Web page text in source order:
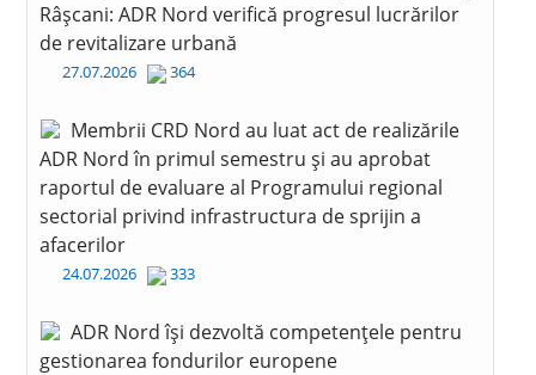
Râșcani: ADR Nord verifică progresul lucrărilor
de revitalizare urbană
27.07.2026 364
Membrii CRD Nord au luat act de realizările
ADR Nord în primul semestru și au aprobat
raportul de evaluare al Programului regional
sectorial privind infrastructura de sprijin a
afacerilor
24.07.2026 333
ADR Nord își dezvoltă competențele pentru
gestionarea fondurilor europene